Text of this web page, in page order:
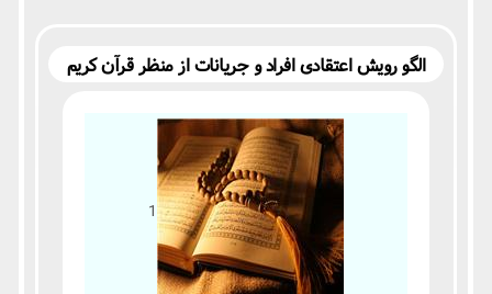
الگو رویش اعتقادی افراد و جریانات از منظر قرآن کریم
1